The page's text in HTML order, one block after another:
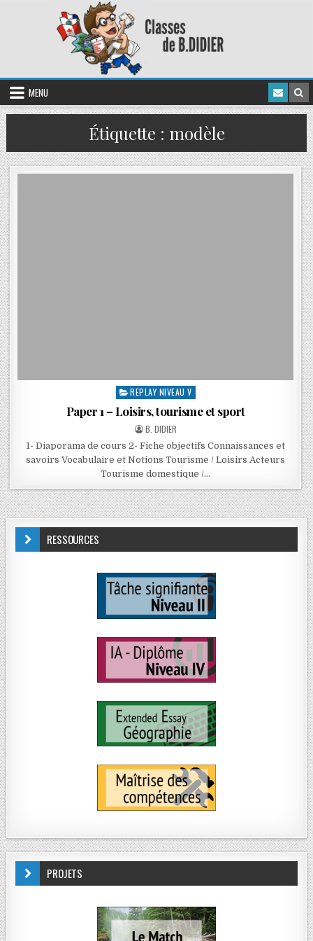
MENU
Étiquette : modèle
REPLAY NIVEAU V
Paper 1 – Loisirs, tourisme et sport
B. DIDIER
1- Diaporama de cours 2- Fiche objectifs Connaissances et
savoirs Vocabulaire et Notions Tourisme / Loisirs Acteurs
Tourisme domestique /…
RESSOURCES
PROJETS